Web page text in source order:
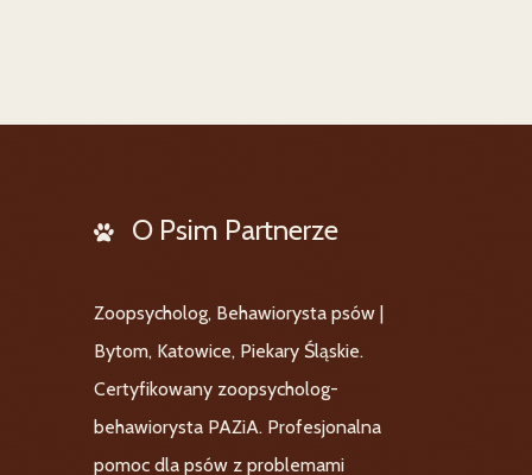
O Psim Partnerze
Zoopsycholog, Behawiorysta psów |
Bytom, Katowice, Piekary Śląskie.
Certyfikowany zoopsycholog-
behawiorysta PAZiA. Profesjonalna
pomoc dla psów z problemami